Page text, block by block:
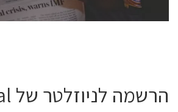
הרשמה לניוזלטר של ChiPortal